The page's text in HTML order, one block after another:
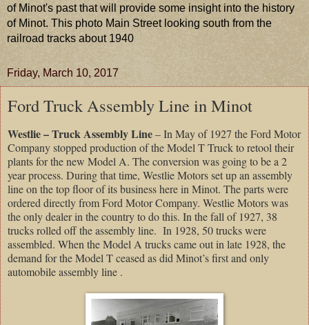
of Minot's past that will provide some insight into the history
of Minot. This photo Main Street looking south from the
railroad tracks about 1940
Friday, March 10, 2017
Ford Truck Assembly Line in Minot
Westlie – Truck Assembly Line– In May of 1927 the Ford Motor
Company stopped production of the Model T Truck to retool their
plants for the new Model A. The conversion was going to be a 2
year process. During that time, Westlie Motors set up an assembly
line on the top floor of its business here in Minot. The parts were
ordered directly from Ford Motor Company. Westlie Motors was
the only dealer in the country to do this. In the fall of 1927, 38
trucks rolled off the assembly line. In 1928, 50 trucks were
assembled. When the Model A trucks came out in late 1928, the
demand for the Model T ceased as did Minot’s first and only
automobile assembly line .